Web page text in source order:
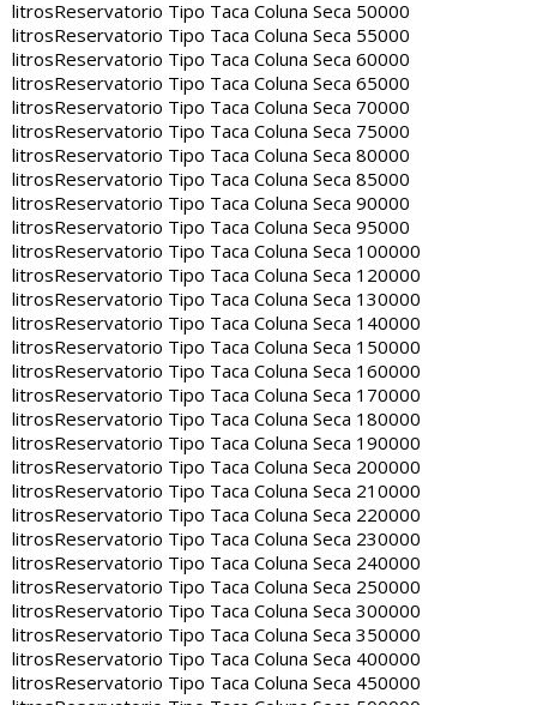
litrosReservatorio Tipo Taca Coluna Seca 50000
litrosReservatorio Tipo Taca Coluna Seca 55000
litrosReservatorio Tipo Taca Coluna Seca 60000
litrosReservatorio Tipo Taca Coluna Seca 65000
litrosReservatorio Tipo Taca Coluna Seca 70000
litrosReservatorio Tipo Taca Coluna Seca 75000
litrosReservatorio Tipo Taca Coluna Seca 80000
litrosReservatorio Tipo Taca Coluna Seca 85000
litrosReservatorio Tipo Taca Coluna Seca 90000
litrosReservatorio Tipo Taca Coluna Seca 95000
litrosReservatorio Tipo Taca Coluna Seca 100000
litrosReservatorio Tipo Taca Coluna Seca 120000
litrosReservatorio Tipo Taca Coluna Seca 130000
litrosReservatorio Tipo Taca Coluna Seca 140000
litrosReservatorio Tipo Taca Coluna Seca 150000
litrosReservatorio Tipo Taca Coluna Seca 160000
litrosReservatorio Tipo Taca Coluna Seca 170000
litrosReservatorio Tipo Taca Coluna Seca 180000
litrosReservatorio Tipo Taca Coluna Seca 190000
litrosReservatorio Tipo Taca Coluna Seca 200000
litrosReservatorio Tipo Taca Coluna Seca 210000
litrosReservatorio Tipo Taca Coluna Seca 220000
litrosReservatorio Tipo Taca Coluna Seca 230000
litrosReservatorio Tipo Taca Coluna Seca 240000
litrosReservatorio Tipo Taca Coluna Seca 250000
litrosReservatorio Tipo Taca Coluna Seca 300000
litrosReservatorio Tipo Taca Coluna Seca 350000
litrosReservatorio Tipo Taca Coluna Seca 400000
litrosReservatorio Tipo Taca Coluna Seca 450000